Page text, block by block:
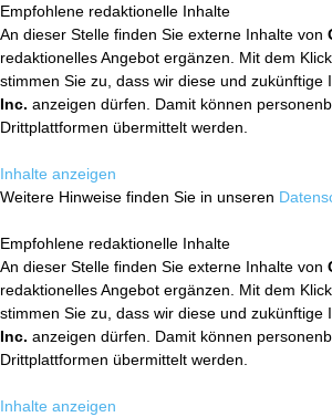
Empfohlene redaktionelle Inhalte
An dieser Stelle finden Sie externe Inhalte von
redaktionelles Angebot ergänzen. Mit dem
stimmen Sie zu, dass wir diese und zukünftige
Inc. anzeigen dürfen. Damit können
Drittplattformen übermittelt werden.
Inhalte anzeigen
Weitere Hinweise finden Sie in unseren
Empfohlene redaktionelle Inhalte
An dieser Stelle finden Sie externe Inhalte von
redaktionelles Angebot ergänzen. Mit dem
stimmen Sie zu, dass wir diese und zukünftige
Inc. anzeigen dürfen. Damit können
Drittplattformen übermittelt werden.
Inhalte anzeigen